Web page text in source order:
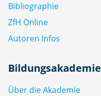
Bibliographie
ZfH Online
Autoren Infos
Bildungsakademie
Über die Akademie